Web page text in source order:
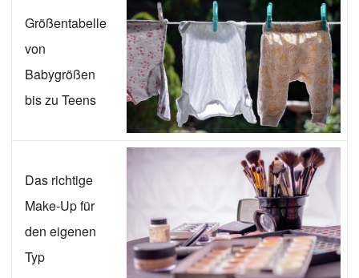
Größentabelle
von
Babygrößen
bis zu Teens
Das richtige
Make-Up für
den eigenen
Typ